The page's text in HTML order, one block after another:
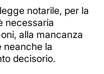
notarile, per la
necessaria
alla mancanza
neanche la
decisorio.